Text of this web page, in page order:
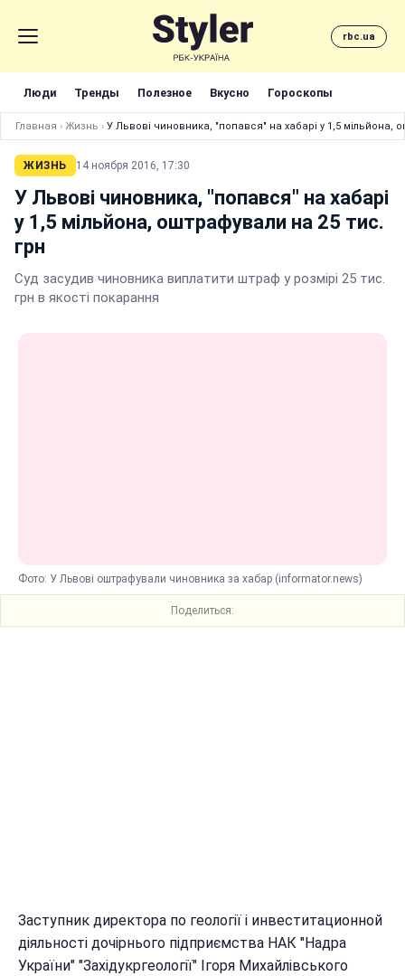
rbc.ua
Люди Тренды Полезное Вкусно Гороскопы
Главная › Жизнь › У Львові чиновника, "попався" на хабарі у 1,5 мільйона,
ЖИЗНЬ 14 ноября 2016, 17:30
У Львові чиновника, "попався" на хабарі
у 1,5 мільйона, оштрафували на 25 тис.
грн
Суд засудив чиновника виплатити штраф у розмірі 25 тис.
грн в якості покарання
Фото: У Львові оштрафували чиновника за хабар (informator.news)
Поделиться:
Заступник директора по геології і инвеститационной
діяльності дочірнього підприємства НАК "Надра
України" "Західукргеології" Ігоря Михайлівського